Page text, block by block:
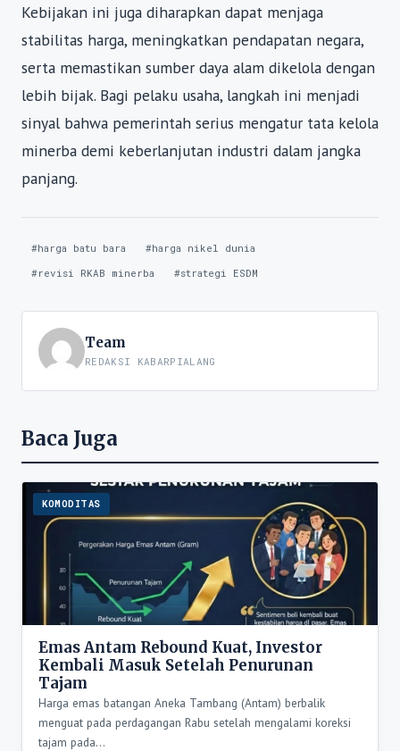
Kebijakan ini juga diharapkan dapat menjaga
stabilitas harga, meningkatkan pendapatan negara,
serta memastikan sumber daya alam dikelola dengan
lebih bijak. Bagi pelaku usaha, langkah ini menjadi
sinyal bahwa pemerintah serius mengatur tata kelola
minerba demi keberlanjutan industri dalam jangka
panjang.
#harga batu bara
#harga nikel dunia
#revisi RKAB minerba
#strategi ESDM
Team
REDAKSI KABARPIALANG
Baca Juga
KOMODITAS
Emas Antam Rebound Kuat, Investor
Kembali Masuk Setelah Penurunan
Tajam
Harga emas batangan Aneka Tambang (Antam) berbalik
menguat pada perdagangan Rabu setelah mengalami koreksi
tajam pada…